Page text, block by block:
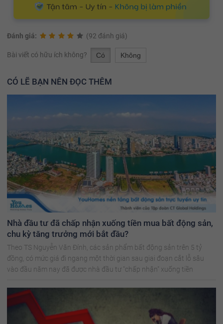
Đánh giá: (92 đánh giá)
Bài viết có hữu ích không? Có Không
CÓ LẼ BẠN NÊN ĐỌC THÊM
Nhà đầu tư đã chấp nhận xuống tiền mua bất động sản,
chu kỳ tăng trưởng mới bắt đầu?
Theo TS Nguyễn Văn Đính, các sản phẩm bất động sản trên 5 tỷ
đồng, có mức giá đi ngang một thời gian sau giai đoạn cắt lỗ sâu
vào đầu năm nay đã được nhà đầu tư "chấp nhận" xuống tiền